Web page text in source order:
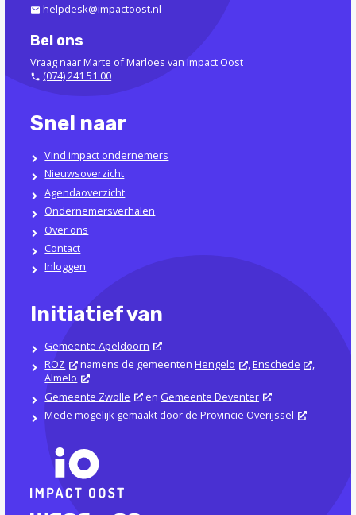
helpdesk@impactoost.nl
Bel ons
Vraag naar Marte of Marloes van Impact Oost
(074) 241 51 00
Snel naar
Vind impact ondernemers
Nieuwsoverzicht
Agendaoverzicht
Ondernemersverhalen
Over ons
Contact
Inloggen
Initiatief van
Gemeente Apeldoorn
ROZ
namens de gemeentenHengelo ,Enschede
,
Almelo
Gemeente Zwolle
en Gemeente Deventer
Mede mogelijk gemaakt door deProvincie Overijssel